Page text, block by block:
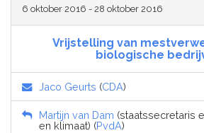
6 oktober 2016 - 28 oktober 2016
Vrijstelling van
biologische
Jaco Geurts (CDA)
Martijn van Dam (staatssecretaris
en klimaat) (PvdA)